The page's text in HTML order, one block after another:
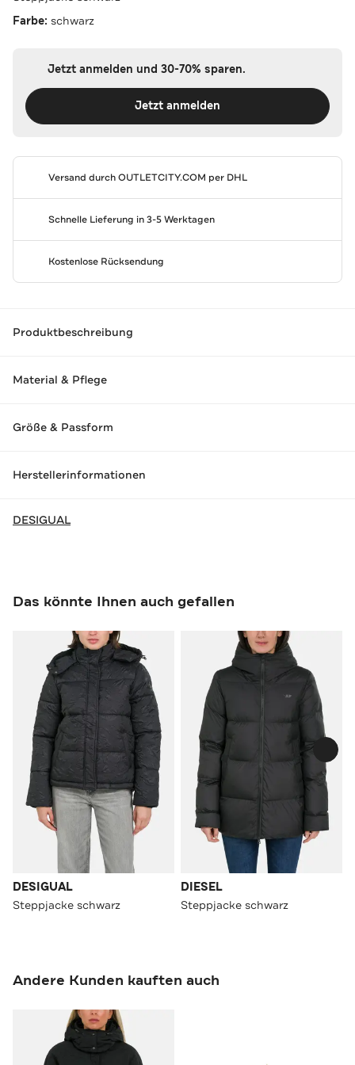
Farbe: schwarz
Jetzt anmelden und 30-70% sparen.
Jetzt anmelden
Versand durchOUTLETCITY.COM per DHL
Schnelle Lieferung in 3-5 Werktagen
Kostenlose Rücksendung
Produktbeschreibung
Material & Pflege
Größe & Passform
Herstellerinformationen
DESIGUAL
Das könnte Ihnen auch gefallen
DESIGUAL
Steppjacke schwarz
DIESEL
Steppjacke schwarz
Andere Kunden kauften auch